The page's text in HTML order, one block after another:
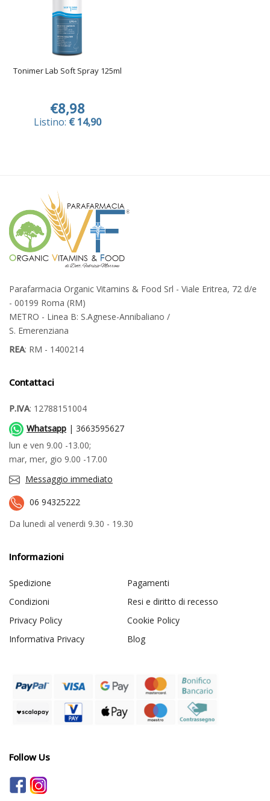
Tonimer Lab Soft Spray 125ml
€8,98
Listino: € 14,90
Parafarmacia Organic Vitamins & Food Srl - Viale Eritrea, 72 d/e
- 00199 Roma (RM)
METRO - Linea B: S.Agnese-Annibaliano /
S. Emerenziana
REA: RM - 1400214
Contattaci
P.IVA: 12788151004
Whatsapp | 3663595627
lun e ven 9.00 -13.00;
mar, mer, gio 9.00 -17.00
Messaggio immediato
06 94325222
Da lunedi al venerdi 9.30 - 19.30
Informazioni
Spedizione
Pagamenti
Condizioni
Resi e diritto di recesso
Privacy Policy
Cookie Policy
Informativa Privacy
Blog
Follow Us